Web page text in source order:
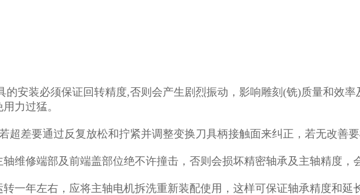
的安装必须保证回转精度,否则会产生剧烈振动，影响雕刻(铣)质量和效
力过猛。
超差要通过反复放松和拧紧并调整变换刀具柄接触面来纠正，若无改善
维修端部及前端盖部位绝不许撞击，否则会损坏精密轴承及主轴精度，
一年左右，应将主轴电机拆洗重新装配使用，这样可保证轴承精度和